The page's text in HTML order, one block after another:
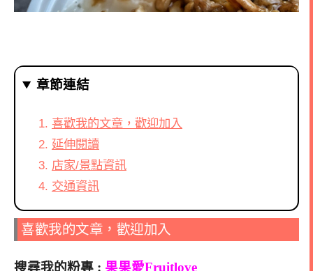
章節連結
喜歡我的文章，歡迎加入
延伸閱讀
店家/景點資訊
交通資訊
喜歡我的文章，歡迎加入
搜尋我的粉專 : 果果愛Fruitlove